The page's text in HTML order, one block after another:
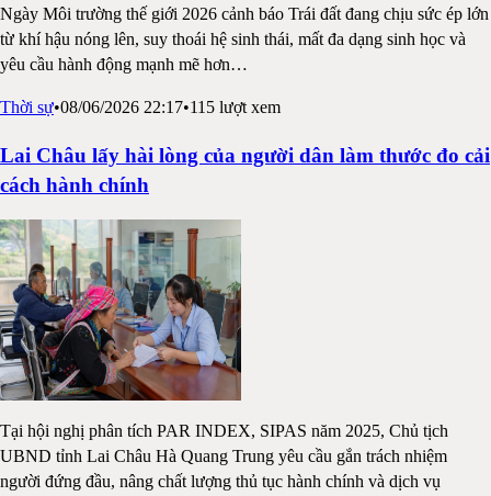
Ngày Môi trường thế giới 2026 cảnh báo Trái đất đang chịu sức ép lớn
từ khí hậu nóng lên, suy thoái hệ sinh thái, mất đa dạng sinh học và
yêu cầu hành động mạnh mẽ hơn…
Thời sự•08/06/2026 22:17•115 lượt xem
Lai Châu lấy hài lòng của người dân làm thước đo cải
cách hành chính
Tại hội nghị phân tích PAR INDEX, SIPAS năm 2025, Chủ tịch
UBND tỉnh Lai Châu Hà Quang Trung yêu cầu gắn trách nhiệm
người đứng đầu, nâng chất lượng thủ tục hành chính và dịch vụ